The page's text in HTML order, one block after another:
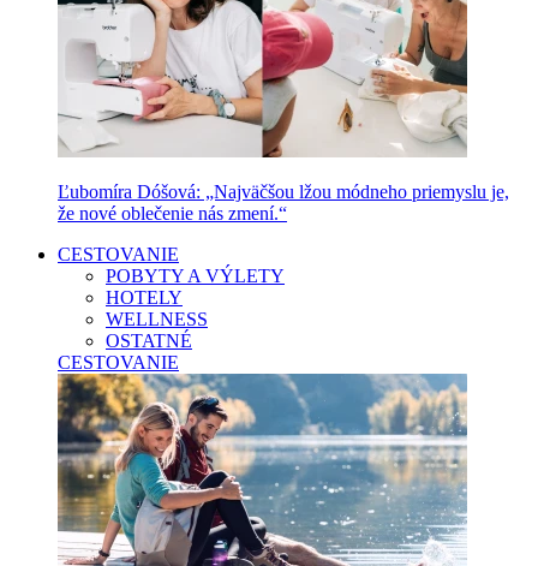
Ľubomíra Dóšová: „Najväčšou lžou módneho priemyslu je,
že nové oblečenie nás zmení.“
CESTOVANIE
POBYTY A VÝLETY
HOTELY
WELLNESS
OSTATNÉ
CESTOVANIE